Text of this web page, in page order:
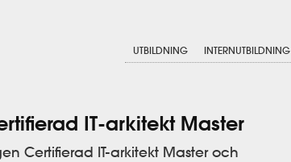
UTBILDNING INTERNUTBILDNING
IT-arkitekt Master
Certifierad IT-arkitekt Master och